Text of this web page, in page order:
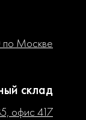
по Москве
склад
офис 417